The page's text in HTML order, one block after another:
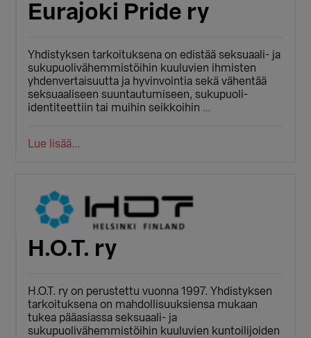
Eurajoki Pride ry
Yhdistyksen tarkoituksena on edistää seksuaali- ja
sukupuolivähemmistöihin kuuluvien ihmisten
yhdenvertaisuutta ja hyvinvointia sekä vähentää
seksuaaliseen suuntautumiseen, sukupuoli-
identiteettiin tai muihin seikkoihin …
Lue lisää...
H.O.T. ry
H.O.T. ry on perustettu vuonna 1997. Yhdistyksen
tarkoituksena on mahdollisuuksiensa mukaan
tukea pääasiassa seksuaali- ja
sukupuolivähemmistöihin kuuluvien kuntoilijoiden